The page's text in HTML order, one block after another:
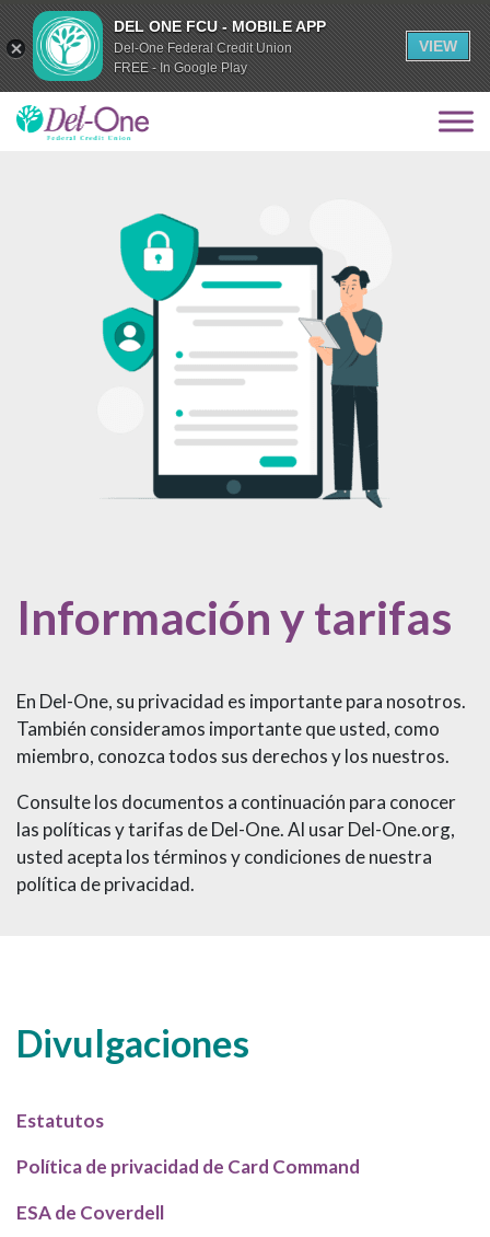
Información y tarifas
En Del-One, su privacidad es importante para nosotros.
También consideramos importante que usted, como
miembro, conozca todos sus derechos y los nuestros.
Consulte los documentos a continuación para conocer
las políticas y tarifas de Del-One. Al usar Del-One.org,
usted acepta los términos y condiciones de nuestra
política de privacidad.
Divulgaciones
Estatutos
Política de privacidad de Card Command
ESA de Coverdell
DEL ONE FCU - MOBILE APP
Del-One Federal Credit Union
FREE - In Google Play
VIEW